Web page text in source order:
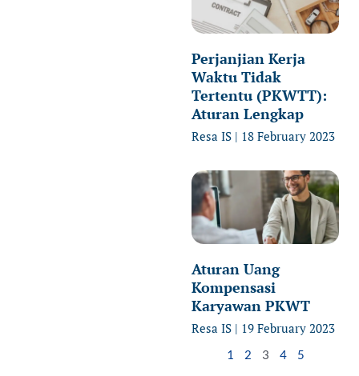
Perjanjian Kerja
Waktu Tidak
Tertentu (PKWTT):
Aturan Lengkap
Resa IS 18 February 2023
Aturan Uang
Kompensasi
Karyawan PKWT
Resa IS 19 February 2023
1 2 3 4 5